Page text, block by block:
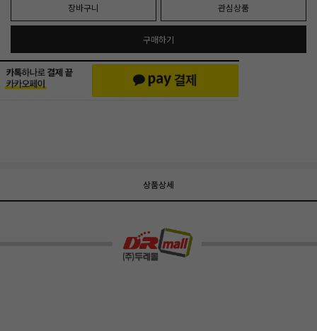
장바구니 관심상품
구매하기
상품상세